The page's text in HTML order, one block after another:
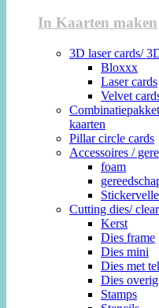
In Kaarten maken
3D laser cards/
Bloxxx
Laser cards
Velvet
kaarten
Pillar circle cards
Accessoires /
foam
Cutting dies/
Kerst
Dies frame
Dies mini
Dies met
Dies overig
Stamps